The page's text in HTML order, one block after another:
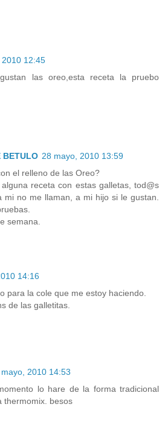
12:45
las oreo,esta receta la pruebo
BETULO 28 mayo, 2010 13:59
el relleno de las Oreo?
receta con estas galletas, tod@s
mi no me llaman, a mi hijo si le gustan.
semana.
14:16
para la cole que me estoy haciendo.
de las galletitas.
2010 14:53
lo hare de la forma tradicional
thermomix. besos